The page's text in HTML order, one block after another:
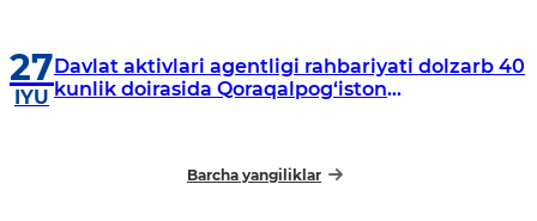
27
IYU
Davlat aktivlari agentligi rahbariyati dolzarb 40
kunlik doirasida Qoraqalpog‘iston
Barcha yangiliklar